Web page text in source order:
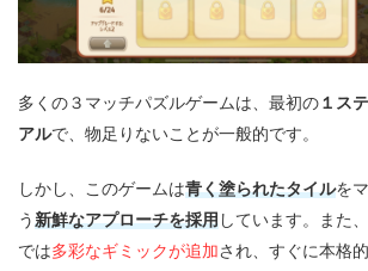
多くの３マッチパズルゲームは、最初の １ス
アルで、物足りないことが一般的です。
しかし、このゲームは青く塗られたタイルを
う 新鮮なアプローチを採用 しています。また
では多彩なギミックが追加され、すぐに本格